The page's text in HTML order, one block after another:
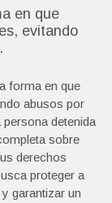
en que
evitando
forma en que
abusos por
detenida
sobre
derechos
proteger a
garantizar un